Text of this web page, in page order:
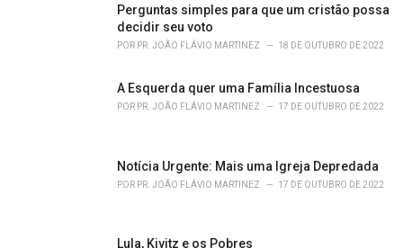
Perguntas simples para que um cristão possa
decidir seu voto
POR PR. JOÃO FLÁVIO MARTINEZ 18 DE OUTUBRO DE 2022
A Esquerda quer uma Família Incestuosa
POR PR. JOÃO FLÁVIO MARTINEZ 17 DE OUTUBRO DE 2022
Notícia Urgente: Mais uma Igreja Depredada
POR PR. JOÃO FLÁVIO MARTINEZ 17 DE OUTUBRO DE 2022
Lula, Kivitz e os Pobres